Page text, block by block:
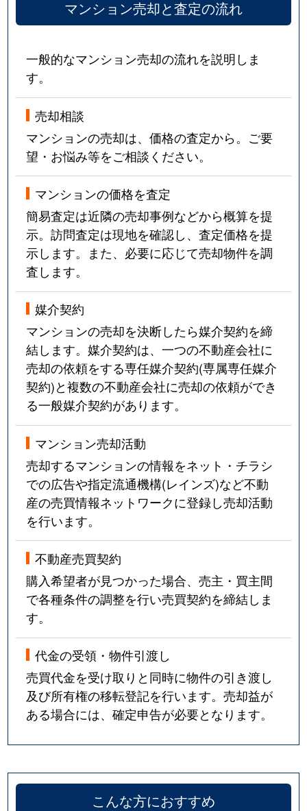
マンション売却と査定の流れ
一般的なマンション売却の流れを説明しま
す。
売却相談
マンションの売却は、価格の査定から。ご要
望・お悩み等をご相談ください。
マンションの価格を査定
簡易査定は近隣の売却事例などから概算を提
示。訪問査定は現地を確認し、査定価格を提
示します。また、必要に応じて売却物件を調
査します。
媒介契約
マンションの売却を決断したら媒介契約を締
結します。媒介契約は、一つの不動産会社に
売却の依頼をする専任媒介契約(専属専任媒介
契約)と複数の不動産会社に売却の依頼ができ
る一般媒介契約があります。
マンション売却活動
売却するマンションの情報をネット・チラシ
での広告や指定流通機構(レインズ)など不動
産の売買情報ネットワークに登録し売却活動
を行います。
不動産売買契約
購入希望者が見つかった場合、売主・買主間
で各種条件の調整を行い売買契約を締結しま
す。
代金の受領・物件引渡し
売買代金を受け取りと同時に物件の引き渡し
及び所有権の移転登記を行います。売却益が
ある場合には、確定申告が必要となります。
こんな方におすすめ